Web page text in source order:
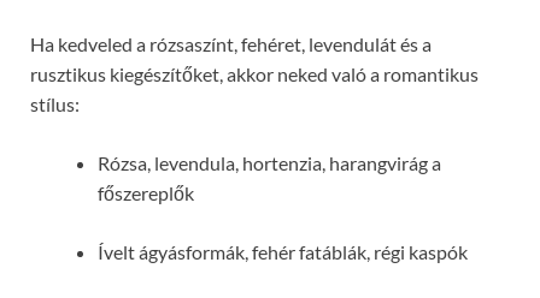
Ha kedveled a rózsaszínt, fehéret, levendulát és a
rusztikus kiegészítőket, akkor neked való a romantikus
stílus:
Rózsa, levendula, hortenzia, harangvirág a
főszereplők
Ívelt ágyásformák, fehér fatáblák, régi kaspók